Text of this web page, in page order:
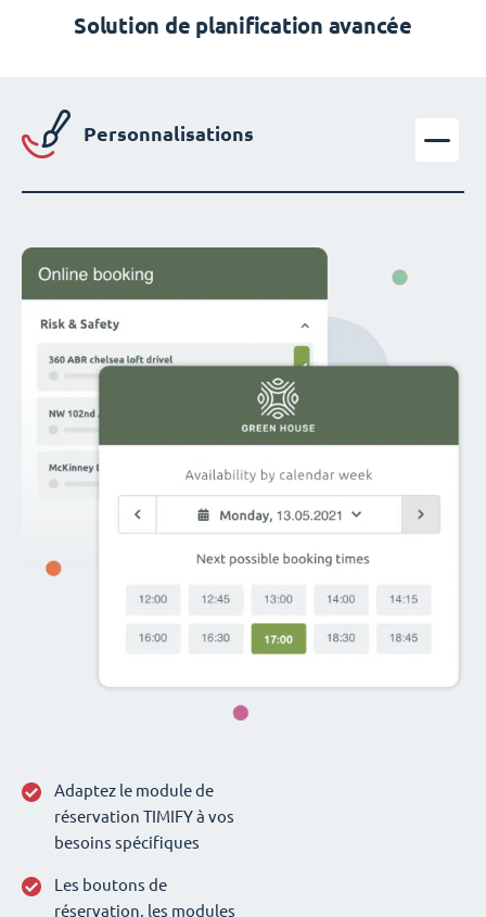
Solution de planification avancée
Personnalisations
Adaptez le module de
réservation TIMIFY à vos
besoins spécifiques
Les boutons de
réservation, les modules